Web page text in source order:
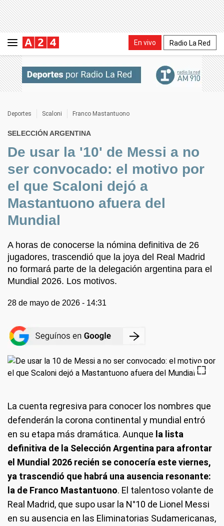
En vivo Radio La Red
Deportes Scaloni Franco Mastantuono
SELECCIÓN ARGENTINA
De usar la '10' de Messi a no
ser convocado: el motivo por
el que Scaloni dejó a
Mastantuono afuera del
Mundial
A horas de conocerse la nómina definitiva de 26
jugadores, trascendió que la joya del Real Madrid
no formará parte de la delegación argentina para el
Mundial 2026. Los motivos.
28 de mayo de 2026 - 14:31
La cuenta regresiva para conocer los nombres que
defenderán la corona continental y mundial entró
en su etapa más dramática. Aunque la lista
definitiva de la Selección Argentina para afrontar
el Mundial 2026 recién se conocería este viernes,
ya trascendió que habrá una ausencia resonante:
la de Franco Mastantuono. El talentoso volante de
Real Madrid, que supo usar la N°10 de Lionel Messi
en su ausencia en las Eliminatorias Sudamericanas,